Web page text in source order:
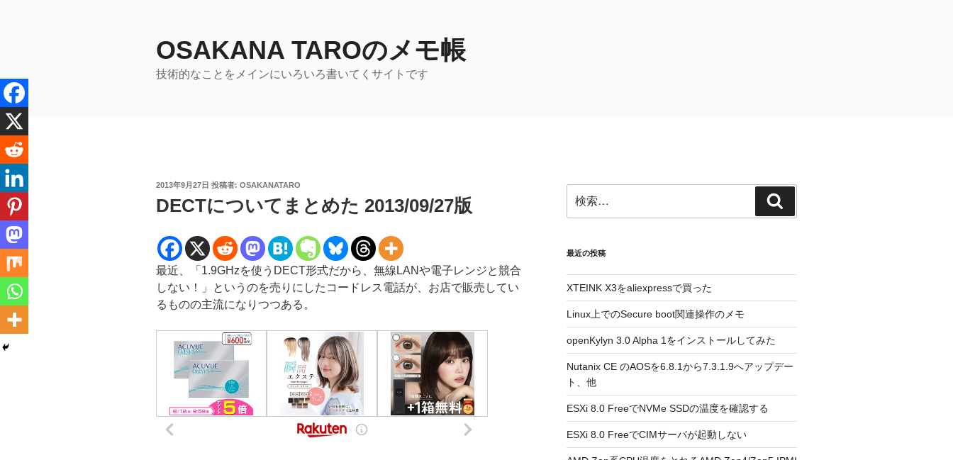
へ
ス
キ
プ
OSAKANA TAROのメモ帳
技術的なことをメインにいろいろ書いてくサイトです
投
日:
2013年9月27日 投稿者: OSAKANATARO
DECTについてまとめた 2013/09/27版
最近、「1.9GHzを使うDECT形式だから、無線LANや電子レンジと競合
しない！」というのを売りにしたコードレス電話が、お店で販売してい
るものの主流になりつつある。
索:
索
最近の投稿
XTEINK X3をaliexpressで買った
Linux上でのSecure boot関連操作のメモ
openKylyn 3.0 Alpha 1をインストールしてみた
Nutanix CE のAOSを6.8.1から7.3.1.9へアップデー
ト、他
ESXi 8.0 FreeでNVMe SSDの温度を確認する
ESXi 8.0 FreeでCIMサーバが起動しない